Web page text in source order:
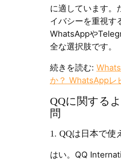
に適しています。
イバシーを重視す
WhatsAppや
全な選択肢です。
続きを読む:
か？ WhatsAppレ
QQに関する
問
1. QQは日本で使
はい。QQ